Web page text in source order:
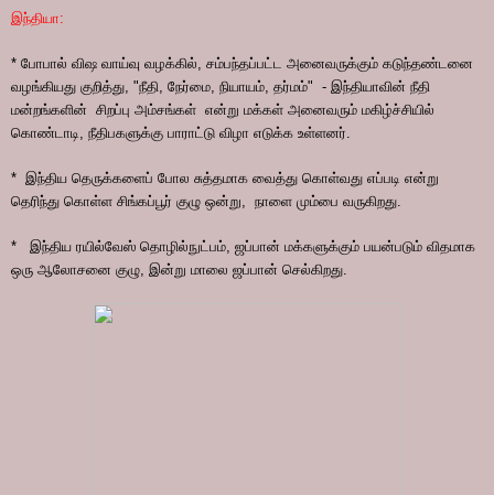
இந்தியா:
* போபால் விஷ வாய்வு வழக்கில், சம்பந்தப்பட்ட அனைவருக்கும் கடுந்தண்டனை
வழங்கியது குறித்து, "நீதி, நேர்மை, நியாயம், தர்மம்" - இந்தியாவின் நீதி
மன்றங்களின் சிறப்பு அம்சங்கள் என்று மக்கள் அனைவரும் மகிழ்ச்சியில்
கொண்டாடி, நீதிபகளுக்கு பாராட்டு விழா எடுக்க உள்ளனர்.
* இந்திய தெருக்களைப் போல சுத்தமாக வைத்து கொள்வது எப்படி என்று
தெரிந்து கொள்ள சிங்கப்பூர் குழு ஒன்று, நாளை மும்பை வருகிறது.
* இந்திய ரயில்வேஸ் தொழில்நுட்பம், ஜப்பான் மக்களுக்கும் பயன்படும் விதமாக
ஒரு ஆலோசனை குழு, இன்று மாலை ஜப்பான் செல்கிறது.